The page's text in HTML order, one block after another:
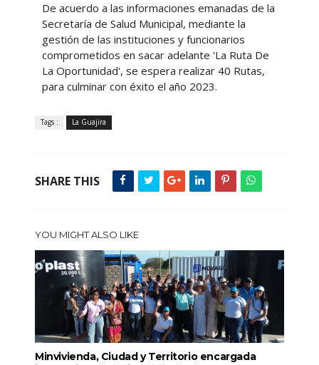
De acuerdo a las informaciones emanadas de la
Secretaría de Salud Municipal, mediante la
gestión de las instituciones y funcionarios
comprometidos en sacar adelante 'La Ruta De
La Oportunidad', se espera realizar 40 Rutas,
para culminar con éxito el año 2023.
Tags : La Guajira
SHARE THIS
YOU MIGHT ALSO LIKE
Minvivienda, Ciudad y Territorio encargada